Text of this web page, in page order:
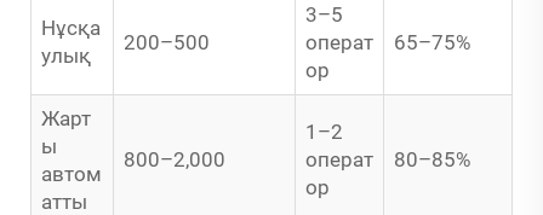
Нұсқа
улық
200–500
3–5
операт
ор
65–75%
Жарт
ы
автом
атты
800–2,000
1–2
операт
ор
80–85%